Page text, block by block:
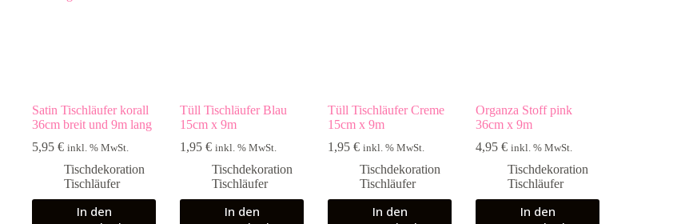
Satin Tischläufer korall
36cm breit und 9m lang
5,95 € inkl. % MwSt.
Tischdekoration
Tischläufer
In den
Tüll Tischläufer Blau
15cm x 9m
1,95 € inkl. % MwSt.
Tischdekoration
Tischläufer
In den
Tüll Tischläufer Creme
15cm x 9m
1,95 € inkl. % MwSt.
Tischdekoration
Tischläufer
In den
Organza Stoff pink
36cm x 9m
4,95 € inkl. % MwSt.
Tischdekoration
Tischläufer
In den